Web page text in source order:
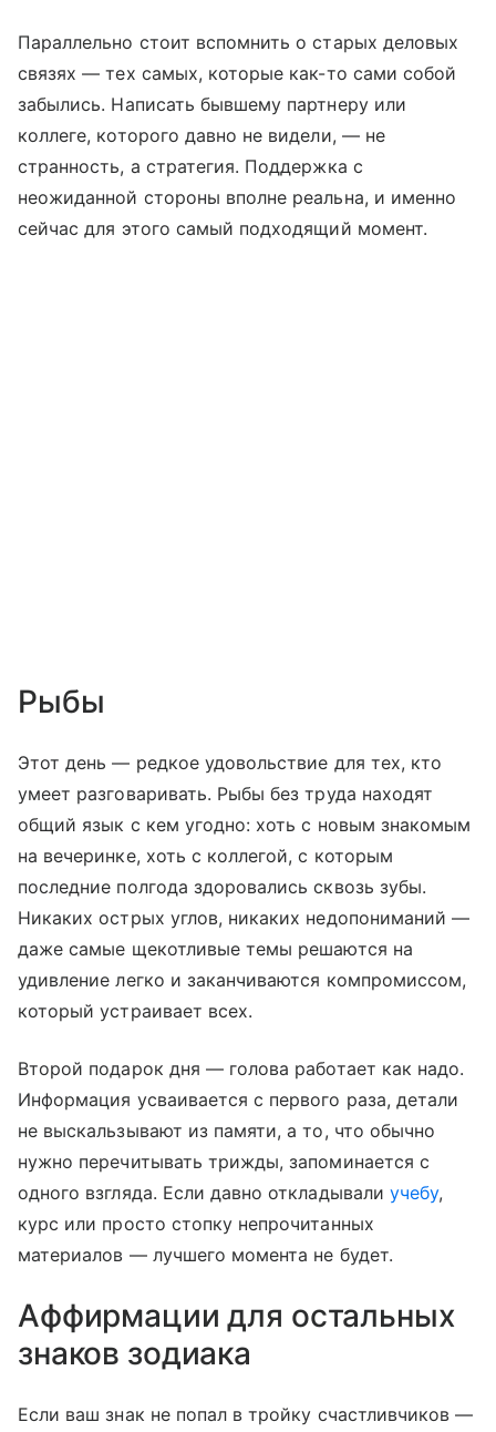
Параллельно стоит вспомнить о старых деловых
связях — тех самых, которые как-то сами собой
забылись. Написать бывшему партнеру или
коллеге, которого давно не видели, — не
странность, а стратегия. Поддержка с
неожиданной стороны вполне реальна, и именно
сейчас для этого самый подходящий момент.
Рыбы
Этот день — редкое удовольствие для тех, кто
умеет разговаривать. Рыбы без труда находят
общий язык с кем угодно: хоть с новым знакомым
на вечеринке, хоть с коллегой, с которым
последние полгода здоровались сквозь зубы.
Никаких острых углов, никаких недопониманий —
даже самые щекотливые темы решаются на
удивление легко и заканчиваются компромиссом,
который устраивает всех.
Второй подарок дня — голова работает как надо.
Информация усваивается с первого раза, детали
не выскальзывают из памяти, а то, что обычно
нужно перечитывать трижды, запоминается с
одного взгляда. Если давно откладывали учебу,
курс или просто стопку непрочитанных
материалов — лучшего момента не будет.
Аффирмации для остальных
знаков зодиака
Если ваш знак не попал в тройку счастливчиков —